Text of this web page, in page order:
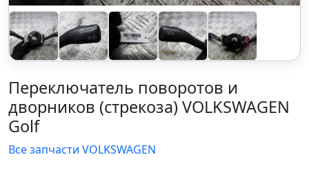
Переключатель поворотов и
дворников (стрекоза) VOLKSWAGEN
Golf
Все запчасти VOLKSWAGEN